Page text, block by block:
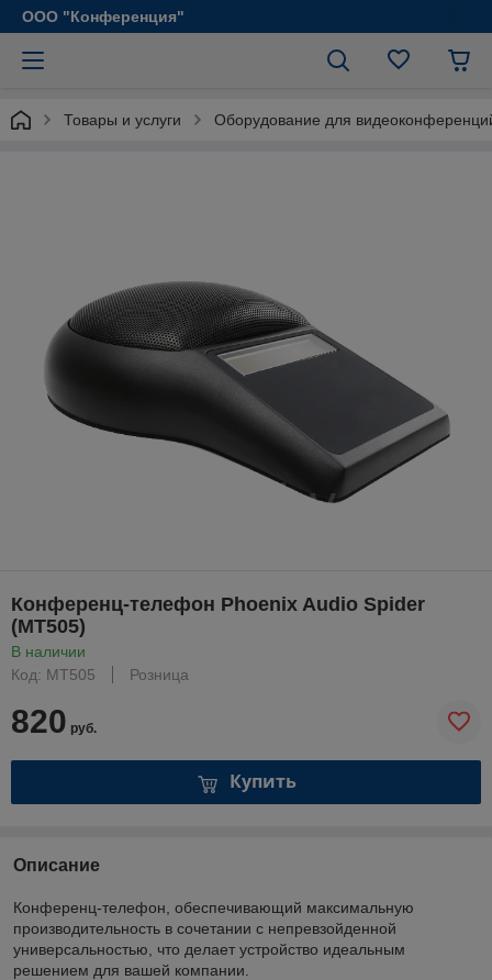
ООО "Конференция"
Товары и услуги Оборудование для
Конференц-телефон Phoenix Audio Spider
(MT505)
В наличии
Код: MT505
Розница
820 руб.
Купить
Описание
Конференц-телефон, обеспечивающий максимальную
производительность в сочетании с непревзойденной
универсальностью, что делает устройство идеальным
решением для вашей компании.